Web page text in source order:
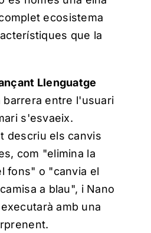
ecosistema
que la
Llenguatge
barrera entre l'usuari
s'esvaeix.
descriu els canvis
com "elimina la
fons" o "canvia el
a blau", i Nano
amb una